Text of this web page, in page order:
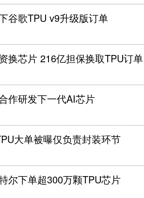
谷歌TPU v9升级版订单
换芯片 216亿担保换取TPU订单
作研发下一代AI芯片
大单被曝仅负责封装环节
尔下单超300万颗TPU芯片